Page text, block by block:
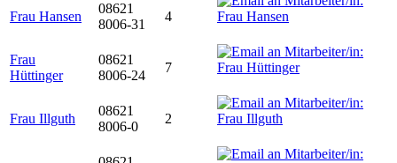
Frau Hansen
08621
8006-31
4
Frau
Hüttinger
08621
8006-24
7
Frau Illguth
08621
8006-0
2